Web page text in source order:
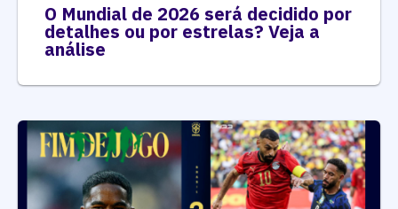
O Mundial de 2026 será decidido por
detalhes ou por estrelas? Veja a
análise